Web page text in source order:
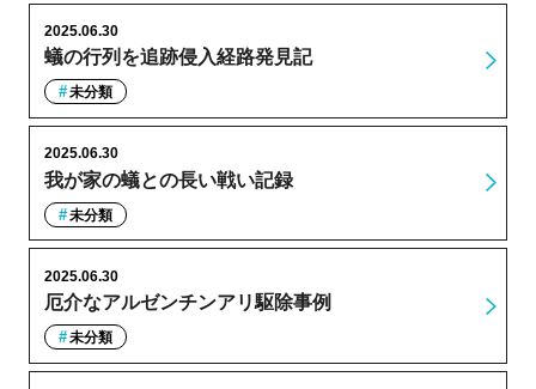
蟻の行列を追跡侵入経路発見記
2025.06.30
未分類
我が家の蟻との長い戦い記録
2025.06.30
未分類
厄介なアルゼンチンアリ駆除事例
2025.06.30
未分類